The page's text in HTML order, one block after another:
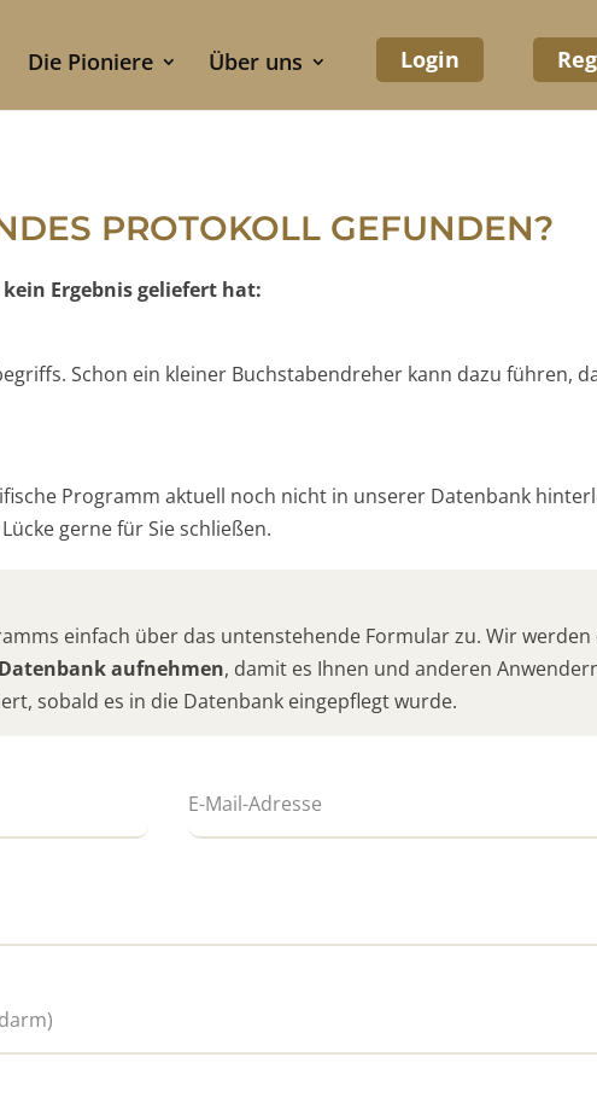
Die Pioniere Über uns Login
PROTOKOLL GEFUNDEN?
Ergebnis geliefert hat:
Schon ein kleiner Buchstabendreher kann dazu führen,
Programm aktuell noch nicht in unserer Datenbank
gerne für Sie schließen.
einfach über das untenstehende Formular zu. Wir
aufnehmen, damit es Ihnen und anderen
sobald es in die Datenbank eingepflegt wurde.